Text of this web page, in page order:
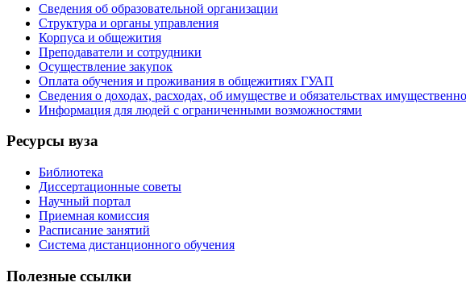
Сведения об образовательной организации
Структура и органы управления
Корпуса и общежития
Преподаватели и сотрудники
Осуществление закупок
Оплата обучения и проживания в общежитиях ГУАП
Сведения о доходах, расходах, об имуществе и обязательствах
Информация для людей с ограниченными возможностями
Ресурсы вуза
Библиотека
Диссертационные советы
Научный портал
Приемная комиссия
Расписание занятий
Система дистанционного обучения
Полезные ссылки